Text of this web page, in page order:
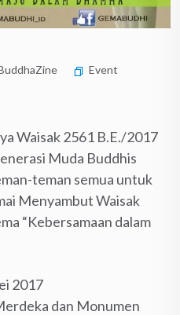
Event
Waisak 2561 B.E./2017
Muda Buddhis
teman semua untuk
Menyambut Waisak
“Kebersamaan dalam
2017
dan Monumen